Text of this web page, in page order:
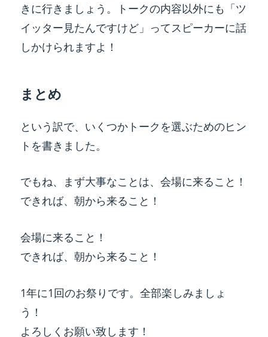
きに行きましょう。トークの内容以外にも「ツ
イッター見たんですけど」ってスピーカーに話
しかけられますよ！
まとめ
という訳で、いくつかトークを選ぶためのヒン
トを書きました。
でもね、まず大事なことは、会場に来ること！
できれば、朝から来ること！
会場に来ること！
できれば、朝から来ること！
1年に1回のお祭りです。全部楽しみましょ
う！
よろしくお願い致します！